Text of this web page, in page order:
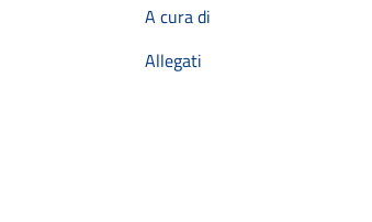
A cura di
Allegati